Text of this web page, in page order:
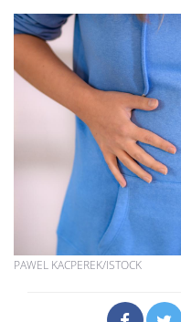
PAWEL KACPEREK/ISTOCK